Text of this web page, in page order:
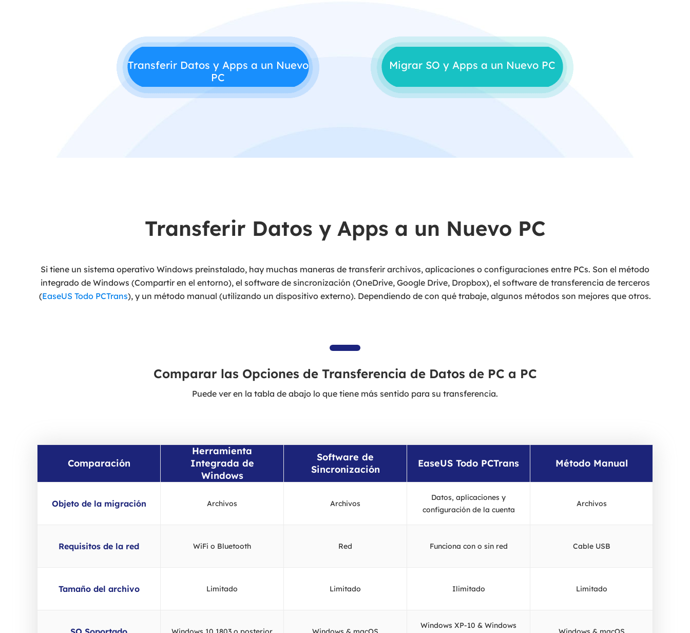
Transferir Datos y Apps a un Nuevo
PC
Migrar SO y Apps a un Nuevo PC
Transferir Datos y Apps a un Nuevo PC
Si tiene un sistema operativo Windows preinstalado, hay muchas maneras de transferir archivos, aplicaciones o configuraciones entre PCs. Son el método
integrado de Windows (Compartir en el entorno), el software de sincronización (OneDrive, Google Drive, Dropbox), el software de transferencia de terceros
(EaseUS Todo PCTrans), y un método manual (utilizando un dispositivo externo). Dependiendo de con qué trabaje, algunos métodos son mejores que otros.
Comparar las Opciones de Transferencia de Datos de PC a PC
Puede ver en la tabla de abajo lo que tiene más sentido para su transferencia.
Comparación
Herramienta
Integrada de
Windows
Software de
Sincronización
EaseUS Todo PCTrans Método Manual
Objeto de la migración Archivos Archivos
Datos, aplicaciones y
configuración de la cuenta
Archivos
Requisitos de la red WiFi o Bluetooth Red Funciona con o sin red Cable USB
Tamaño del archivo Limitado Limitado Ilimitado Limitado
Windows XP-10 & Windows